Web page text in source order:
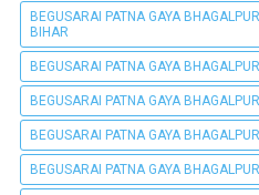
BEGUSARAI PATNA GAYA
BIHAR
BEGUSARAI PATNA GAYA
BEGUSARAI PATNA GAYA
BEGUSARAI PATNA GAYA
BEGUSARAI PATNA GAYA